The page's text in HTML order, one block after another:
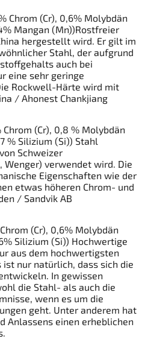
Chrom (Cr), 0,6% Molybdän
Mangan (Mn))Rostfreier
hergestellt wird. Er gilt im
Stahl, der aufgrund
auch bei
eine sehr geringe
Rockwell-Härte wird mit
/ Ahonest Chankjiang
(Cr), 0,8 % Molybdän
% Silizium (Si)) Stahl
Schweizer
Wenger) verwendet wird. Die
Eigenschaften wie der
etwas höheren Chrom- und
/ Sandvik AB
(Cr), 0,6% Molybdän
Silizium (Si)) Hochwertige
aus dem hochwertigsten
nur natürlich, dass sich die
In gewissen
die Stahl- als auch die
wenn es um die
geht. Unter anderem hat
Anlassens einen erheblichen